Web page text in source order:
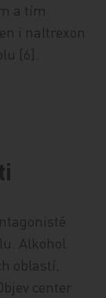
a tím
i naltrexon
[6].
Alkohol
oblastí,
center